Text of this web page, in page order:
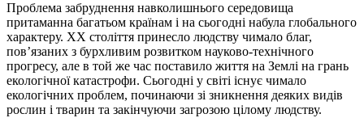
Проблема забруднення навколишнього середовища
притаманна багатьом країнам і на сьогодні набула глобального
характеру. XX століття принесло людству чимало благ,
пов’язаних з бурхливим розвитком науково-технічного
прогресу, але в той же час поставило життя на Землі на грань
екологічної катастрофи. Сьогодні у світі існує чимало
екологічних проблем, починаючи зі зникнення деяких видів
рослин і тварин та закінчуючи загрозою цілому людству.